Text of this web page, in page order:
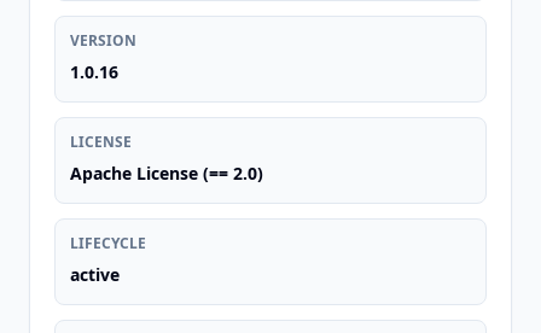
VERSION
1.0.16
LICENSE
Apache License (== 2.0)
LIFECYCLE
active